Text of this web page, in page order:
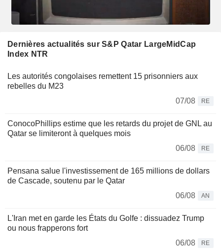
Dernières actualités sur S&P Qatar LargeMidCap
Index NTR
Les autorités congolaises remettent 15 prisonniers aux
rebelles du M23
07/08
RE
ConocoPhillips estime que les retards du projet de GNL au
Qatar se limiteront à quelques mois
06/08
RE
Pensana salue l'investissement de 165 millions de dollars
de Cascade, soutenu par le Qatar
06/08
AN
L'Iran met en garde les États du Golfe : dissuadez Trump
ou nous frapperons fort
06/08
RE